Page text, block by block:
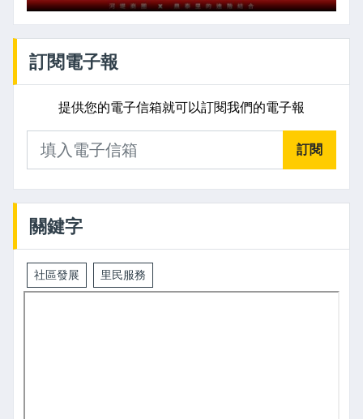
訂閱電子報
提供您的電子信箱就可以訂閱我們的電子報
訂閱
關鍵字
社區發展 里民服務